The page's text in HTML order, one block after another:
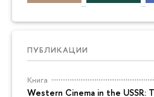
ПУБЛИКАЦИИ
Книга
Western Cinema in the USSR: